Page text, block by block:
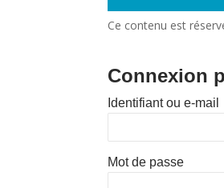
Ce contenu est
Connexion
Identifiant ou e-mail
Mot de passe